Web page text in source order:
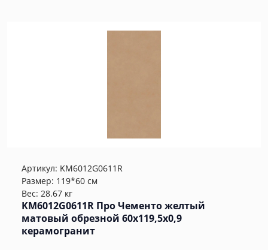
Артикул: KM6012G0611R
Размер: 119*60 см
Вес: 28.67 кг
KM6012G0611R Про Чементо желтый
матовый обрезной 60х119,5x0,9
керамогранит